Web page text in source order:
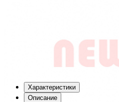
Характеристики
Описание